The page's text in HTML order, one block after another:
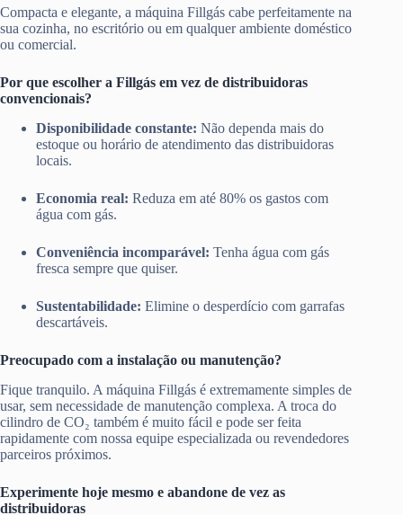
Compacta e elegante, a máquina Fillgás cabe perfeitamente na
sua cozinha, no escritório ou em qualquer ambiente doméstico
ou comercial.
Por que escolher a Fillgás em vez de distribuidoras
convencionais?
Disponibilidade constante: Não dependa mais do
estoque ou horário de atendimento das distribuidoras
locais.
Economia real: Reduza em até 80% os gastos com
água com gás.
Conveniência incomparável: Tenha água com gás
fresca sempre que quiser.
Sustentabilidade: Elimine o desperdício com garrafas
descartáveis.
Preocupado com a instalação ou manutenção?
Fique tranquilo. A máquina Fillgás é extremamente simples de
usar, sem necessidade de manutenção complexa. A troca do
cilindro de CO₂ também é muito fácil e pode ser feita
rapidamente com nossa equipe especializada ou revendedores
parceiros próximos.
Experimente hoje mesmo e abandone de vez as
distribuidoras